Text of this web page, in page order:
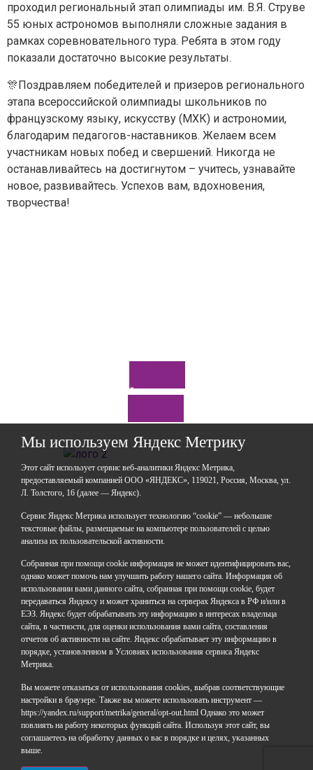
проходил региональный этап олимпиады им. В.Я. Струве
55 юных астрономов выполняли сложные задания в
рамках соревновательного тура. Ребята в этом году
показали достаточно высокие результаты.
🎊Поздравляем победителей и призеров регионального
этапа всероссийской олимпиады школьников по
французскому языку, искусству (МХК) и астрономии,
благодарим педагогов-наставников. Желаем всем
участникам новых побед и свершений. Никогда не
останавливайтесь на достигнутом – учитесь, узнавайте
новое, развивайтесь. Успехов вам, вдохновения,
творчества!
Задайте нам вопрос
Мы используем Яндекс Метрику
Этот сайт использует сервис веб-аналитики Яндекс Метрика,
предоставляемый компанией ООО «ЯНДЕКС», 119021, Россия, Москва, ул.
Л. Толстого, 16 (далее — Яндекс).
Сервис Яндекс Метрика использует технологию “cookie” — небольшие
текстовые файлы, размещаемые на компьютере пользователей с целью
анализа их пользовательской активности.
Собранная при помощи cookie информация не может идентифицировать вас,
однако может помочь нам улучшить работу нашего сайта. Информация об
использовании вами данного сайта, собранная при помощи cookie, будет
передаваться Яндексу и может храниться на серверах Яндекса в РФ и/или в
ЕЭЗ. Яндекс будет обрабатывать эту информацию в интересах владельца
сайта, в частности, для оценки использования вами сайта, составления
отчетов об активности на сайте. Яндекс обрабатывает эту информацию в
порядке, установленном в Условиях использования сервиса Яндекс
Метрика.
Вы можете отказаться от использования cookies, выбрав соответствующие
настройки в браузере. Также вы можете использовать инструмент —
https://yandex.ru/support/metrika/general/opt-out.html Однако это может
повлиять на работу некоторых функций сайта. Используя этот сайт, вы
соглашаетесь на обработку данных о вас в порядке и целях, указанных
выше.
ГАОУДО «Центр развития талантов «Аврора»
ИНН: 0277946670
ОГРН: 119028008662
Юридический адрес: 450112, Российская Федерация,
город Уфа, улица Мира, дом 14
Фактический адрес: 450112, Российская Федерация,
Республика Башкортостан,
город Уфа, улица Мира, дом 14
+7 (347) 286-77-58 - отдел профильных смен
+7(347) 246-64-95 - отдел олимпиадного движения
+7 (347) 286-77-61 - отдел ДО
+7 (347) 287-23-00 - приемная
+7 (347) 246-67-38 - бухгалтерия
rbavrora@yandex.ru
Ваш вопрос*
Отправить
*Нажимая кнопку «Отправить», я соглашаюсь наобработку моих